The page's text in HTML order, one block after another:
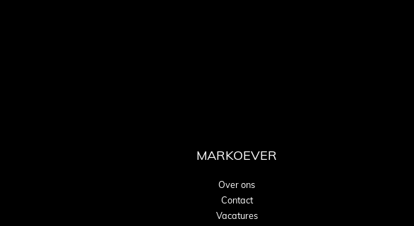
MARKOEVER
Over ons
Contact
Vacatures